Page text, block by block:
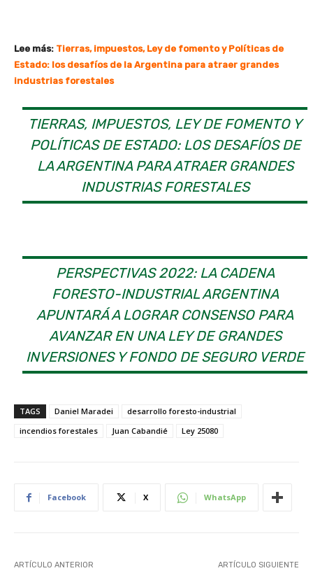
Lee más: Tierras, impuestos, Ley de fomento y Políticas de
Estado: los desafíos de la Argentina para atraer grandes
industrias forestales
TIERRAS, IMPUESTOS, LEY DE FOMENTO Y
POLÍTICAS DE ESTADO: LOS DESAFÍOS DE
LA ARGENTINA PARA ATRAER GRANDES
INDUSTRIAS FORESTALES
PERSPECTIVAS 2022: LA CADENA
FORESTO-INDUSTRIAL ARGENTINA
APUNTARÁ A LOGRAR CONSENSO PARA
AVANZAR EN UNA LEY DE GRANDES
INVERSIONES Y FONDO DE SEGURO VERDE
TAGS Daniel Maradei
desarrollo foresto-industrial
incendios forestales
Juan Cabandié Ley 25080
Facebook X WhatsApp
ARTÍCULO ANTERIOR ARTÍCULO SIGUIENTE